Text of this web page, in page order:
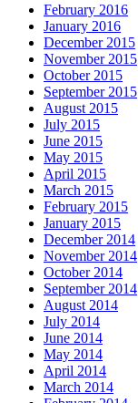
February 2016
January 2016
December 2015
November 2015
October 2015
September 2015
August 2015
July 2015
June 2015
May 2015
April 2015
March 2015
February 2015
January 2015
December 2014
November 2014
October 2014
September 2014
August 2014
July 2014
June 2014
May 2014
April 2014
March 2014